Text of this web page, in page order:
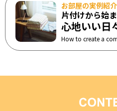
お部屋の実例紹介
片付けから始ま
心地いい日
How to create a